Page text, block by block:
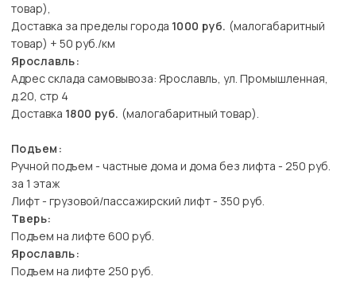
товар),
Доставка за пределы города 1000 руб. (малогабаритный
товар) + 50 руб./км
Ярославль:
Адрес склада самовывоза: Ярославль, ул. Промышленная,
д.20, стр 4
Доставка 1800 руб. (малогабаритный товар).
Подъем:
Ручной подъем - частные дома и дома без лифта - 250 руб.
за 1 этаж
Лифт - грузовой/пассажирский лифт - 350 руб.
Тверь:
Подъем на лифте 600 руб.
Ярославль:
Подъем на лифте 250 руб.